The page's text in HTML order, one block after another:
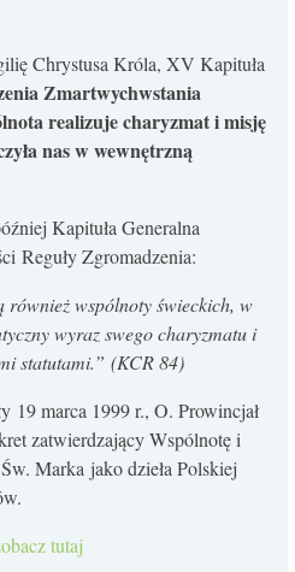
Chrystusa Króla, XV Kapituła
Zmartwychwstania
realizuje charyzmat i misję
nas w wewnętrzną
Kapituła Generalna
Reguły Zgromadzenia:
wspólnoty świeckich, w
wyraz swego charyzmatu i
statutami.” (KCR 84)
19 marca 1999 r., O. Prowincjał
zatwierdzający Wspólnotę i
Marka jako dzieła Polskiej
tutaj